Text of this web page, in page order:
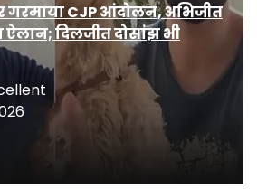
गरमाया CJP आंदोलन, अभिजीत
ऐलान; दिलजीत दोसांझ भी